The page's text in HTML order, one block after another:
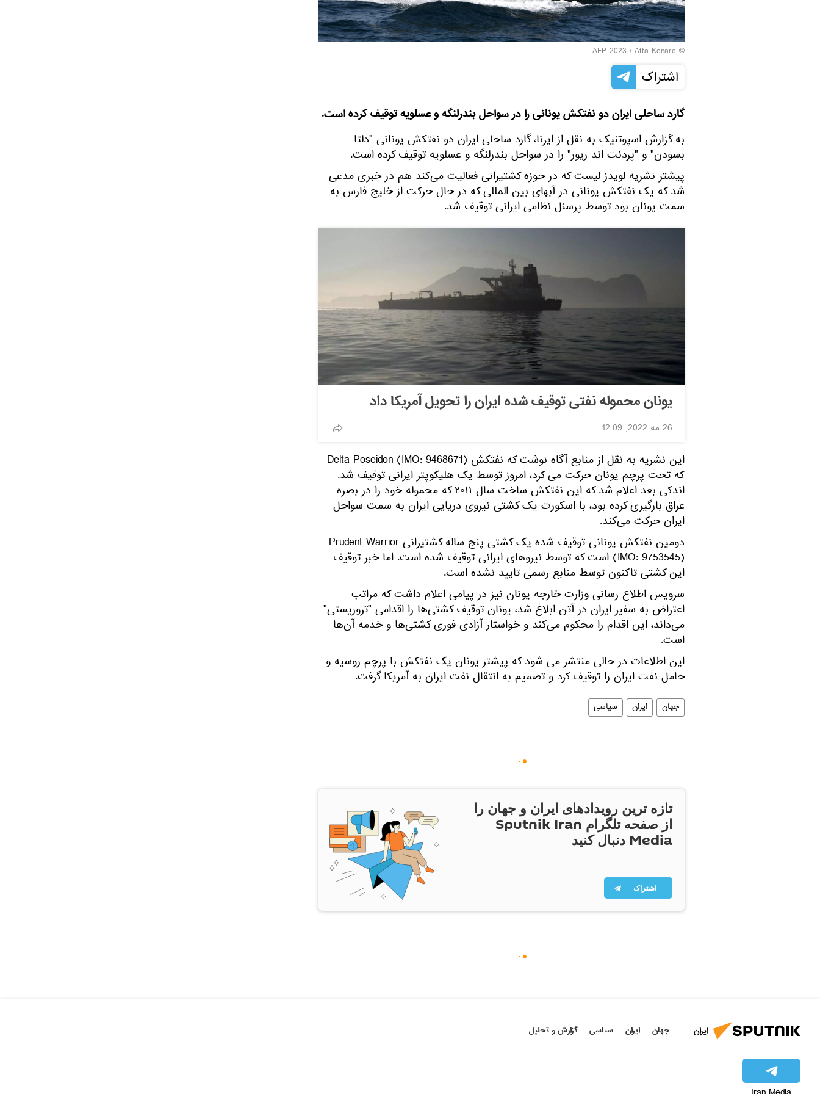
© AFP 2023 / Atta Kenare
اشتراک
گارد ساحلی ایران دو نفتکش یونانی را در سواحل بندرلنگه و عسلویه توقیف کرده است.
به گزارش اسپوتنیک به نقل از ایرنا، گارد ساحلی ایران دو نفتکش یونانی "دلتا
بسودن" و "پردنت اند ریور" را در سواحل بندرلنگه و عسلویه توقیف کرده است.
پیشتر نشریه لویدز لیست که در حوزه کشتیرانی فعالیت می‌کند هم در خبری مدعی
شد که یک نفتکش یونانی در آبهای بین المللی که در حال حرکت از خلیج فارس به
سمت یونان بود توسط پرسنل نظامی ایرانی توقیف شد.
یونان محموله نفتی توقیف شده ایران را تحویل آمریکا داد
26 مه 2022, 12:09
این نشریه به نقل از منابع آگاه نوشت که نفتکش Delta Poseidon (IMO: 9468671)
که تحت پرچم یونان حرکت می کرد، امروز توسط یک هلیکوپتر ایرانی توقیف شد.
اندکی بعد اعلام شد که این نفتکش ساخت سال ۲۰۱۱ که محموله‎ خود را در بصره
عراق بارگیری کرده بود، با اسکورت یک کشتی نیروی دریایی ایران به سمت سواحل
ایران حرکت می‌کند.
دومین نفتکش یونانی توقیف شده یک کشتی پنج ساله کشتیرانی Prudent Warrior
(IMO: 9753545) است که توسط نیروهای ایرانی توقیف شده است. اما خبر توقیف
این کشتی تاکنون توسط منابع رسمی تایید نشده است.
سرویس اطلاع رسانی وزارت خارجه یونان نیز در پیامی اعلام داشت که مراتب
اعتراض به سفیر ایران در آتن ابلاغ شد، یونان توقیف کشتی‌ها را اقدامی "تروریستی"
می‌داند، این اقدام را محکوم می‌کند و خواستار آزادی فوری کشتی‌ها و خدمه آن‌ها
است.
این اطلاعات در حالی منتشر می شود که پیشتر یونان یک نفتکش با پرچم روسیه و
حامل نفت ایران را توقیف کرد و تصمیم به انتقال نفت ایران به آمریکا گرفت.
جهان ایران سیاسی
تازه ترین رویدادهای ایران و جهان را
از صفحه تلگرام Sputnik Iran
Media دنبال کنید
اشتراک
ایران جهان ایران سیاسی گزارش و تحلیل